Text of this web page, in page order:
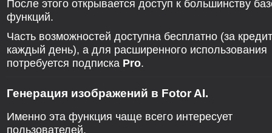
После этого открывается доступ к большинству
функций.
Часть возможностей доступна бесплатно (за
каждый день), а для расширенного использования
потребуется подписка Pro.
Генерация изображений в Fotor AI.
Именно эта функция чаще всего интересует
пользователей.